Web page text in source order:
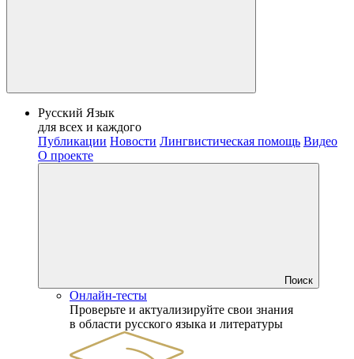
Русский Язык
для всех и каждого
Публикации Новости Лингвистическая помощь Видео
О проекте
Поиск
Онлайн-тесты
Проверьте и актуализируйте свои знания
в области русского языка и литературы